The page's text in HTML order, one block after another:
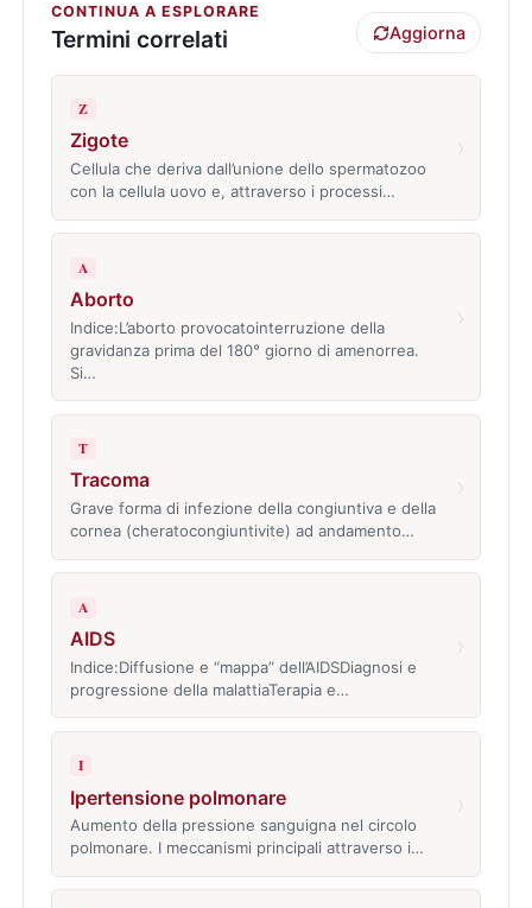
CONTINUA A ESPLORARE
Termini correlati Aggiorna
Z
Zigote
Cellula che deriva dall’unione dello spermatozoo
con la cellula uovo e, attraverso i processi…
A
Aborto
Indice:L’aborto provocatointerruzione della
gravidanza prima del 180° giorno di amenorrea.
Si…
T
Tracoma
Grave forma di infezione della congiuntiva e della
cornea (cheratocongiuntivite) ad andamento…
A
AIDS
Indice:Diffusione e “mappa” dell’AIDSDiagnosi e
progressione della malattiaTerapia e…
I
Ipertensione polmonare
Aumento della pressione sanguigna nel circolo
polmonare. I meccanismi principali attraverso i…